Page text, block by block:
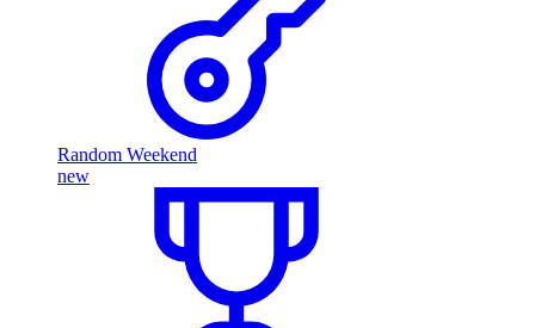
Random Weekend
new